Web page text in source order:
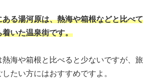
る湯河原は、熱海や箱根などと比べて
いた温泉街です。
海や箱根と比べると少ないですが、旅
たい方にはおすすめですよ。